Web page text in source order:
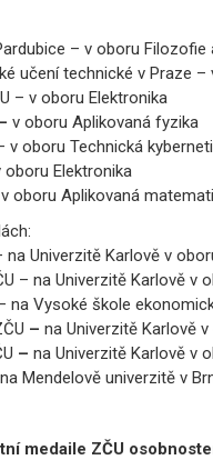
– v oboru Filozofie
učení technické v Praze
– v oboru Elektronika
v oboru Aplikovaná fyzika
v oboru Technická
oboru Elektronika
oboru Aplikovaná
na Univerzitě Karlově v
– na Univerzitě Karlově v
na Vysoké škole
– na Univerzitě Karlově
– na Univerzitě Karlově v
Mendelově univerzitě v
medaile ZČU